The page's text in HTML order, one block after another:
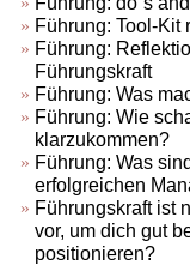
Führung: Tool-Kit
Führung:
Führungskraft
Führung: Was
Führung: Wie
klarzukommen?
Führung: Was
erfolgreichen
Führungskraft ist
vor, um dich gut
positionieren?